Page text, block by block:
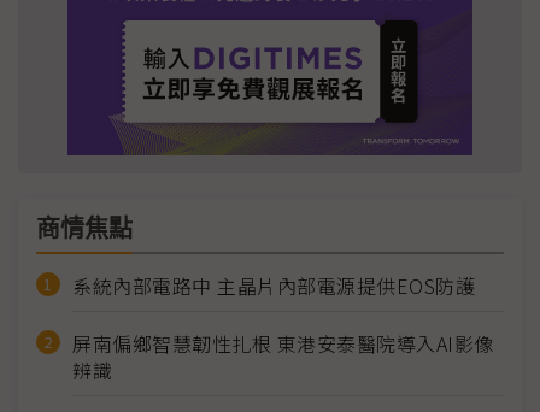
商情焦點
系統內部電路中 主晶片內部電源提供EOS防護
屏南偏鄉智慧韌性扎根 東港安泰醫院導入AI影像
辨識